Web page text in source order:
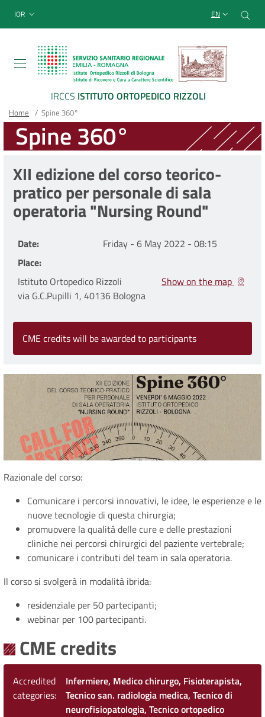
Sito Web Istituto
menu top-bar
IOR EN
IRCCS ISTITUTO ORTOPEDICO RIZZOLI
Main container
Breadcrumb
Home / Spine 360°
Spine 360°
XII edizione del corso teorico-
pratico per personale di sala
operatoria "Nursing Round"
Date
Friday - 6 May 2022 - 08:15
Place
Istituto Ortopedico Rizzoli
via G.C.Pupilli 1, 40136 Bologna
Show on the map
CME credits will be awarded to participants
Razionale del corso:
Comunicare i percorsi innovativi, le idee, le esperienze e le
nuove tecnologie di questa chirurgia;
promuovere la qualità delle cure e delle prestazioni
cliniche nei percorsi chirurgici del paziente vertebrale;
comunicare i contributi del team in sala operatoria.
Il corso si svolgerà in modalità ibrida:
residenziale per 50 partecipanti;
webinar per 100 partecipanti.
CME credits
Accredited
categories
Infermiere, Medico chirurgo, Fisioterapista,
Tecnico san. radiologia medica, Tecnico di
neurofisiopatologia, Tecnico ortopedico